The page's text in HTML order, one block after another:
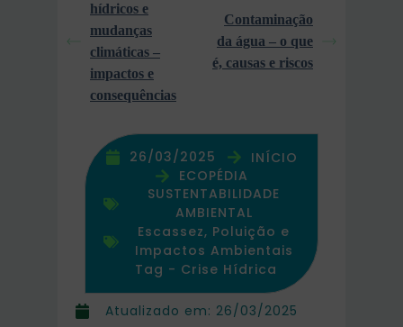
Atualizado em: 26/03/2025
hídricos e
mudanças
climáticas –
impactos e
consequências
Contaminação
da água – o que
é, causas e riscos
26/03/2025
INÍCIO
ECOPÉDIA
SUSTENTABILIDADE
AMBIENTAL
Escassez, Poluição e
Impactos Ambientais
Tag - Crise Hídrica